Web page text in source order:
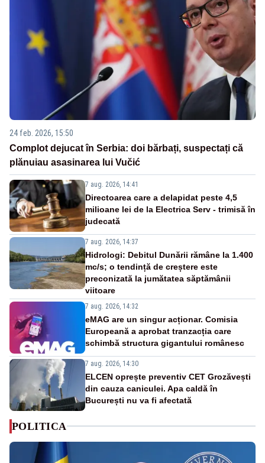
24 feb. 2026, 15:50
Complot dejucat în Serbia: doi bărbați, suspectați că
plănuiau asasinarea lui Vučić
7 aug. 2026, 14:41
Directoarea care a delapidat peste 4,5
milioane lei de la Electrica Serv - trimisă în
judecată
7 aug. 2026, 14:37
Hidrologi: Debitul Dunării rămâne la 1.400
mc/s; o tendință de creștere este
preconizată la jumătatea săptămânii
viitoare
7 aug. 2026, 14:32
eMAG are un singur acționar. Comisia
Europeană a aprobat tranzacția care
schimbă structura gigantului românesc
7 aug. 2026, 14:30
ELCEN oprește preventiv CET Grozăvești
din cauza caniculei. Apa caldă în
București nu va fi afectată
POLITICA